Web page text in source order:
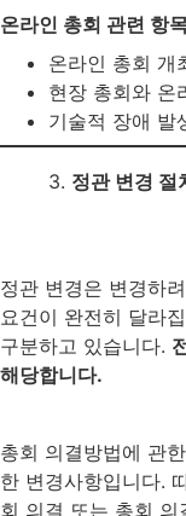
온라인 총회 관련 항
온라인 총회 개
현장 총회와 온
기술적 장애 발
3. 정관 변경 절
정관 변경은 변경하
요건이 완전히 달라
구분하고 있습니다.
해당합니다.
총회 의결방법에 관
한 변경사항입니다.
회 의결 또는 총회 의